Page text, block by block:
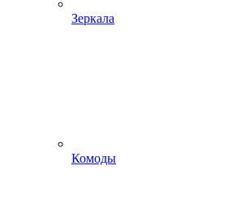
Зеркала
Комоды